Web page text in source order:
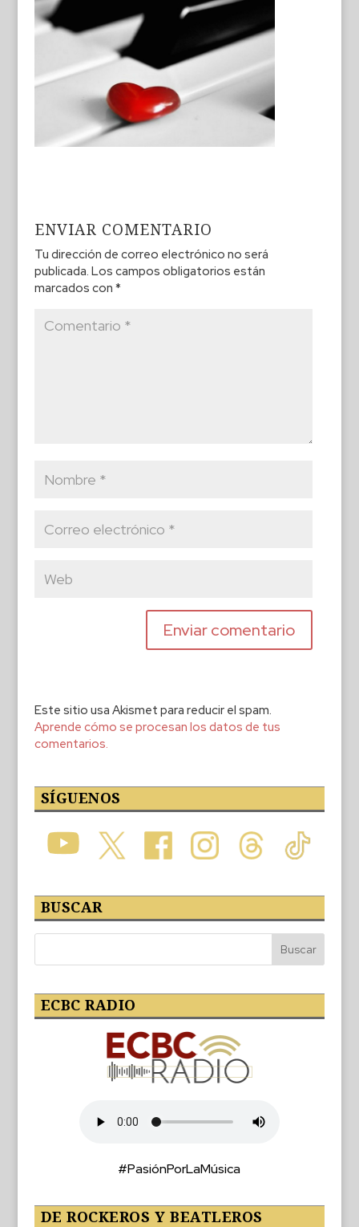
ENVIAR COMENTARIO
Tu dirección de correo electrónico no será
publicada. Los campos obligatorios están
marcados con *
Este sitio usa Akismet para reducir el spam.
Aprende cómo se procesan los datos de tus
comentarios.
SÍGUENOS
BUSCAR
ECBC RADIO
#PasiónPorLaMúsica
DE ROCKEROS Y BEATLEROS